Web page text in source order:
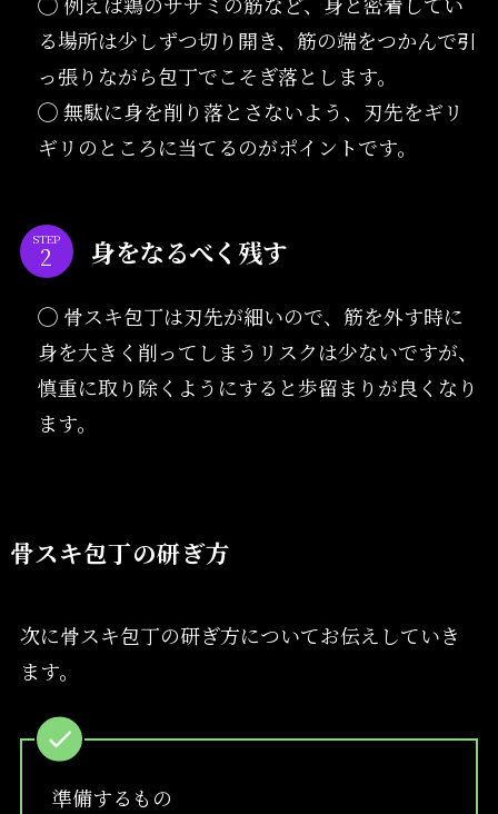
る場所は少しずつ切り開き、筋の端をつかんで引
っ張りながら包丁でこそぎ落とします。
◯ 無駄に身を削り落とさないよう、刃先をギリ
ギリのところに当てるのがポイントです。
STEP 身をなるべく残す
◯ 骨スキ包丁は刃先が細いので、筋を外す時に
身を大きく削ってしまうリスクは少ないですが、
慎重に取り除くようにすると歩留まりが良くなり
ます。
骨スキ包丁の研ぎ方
次に骨スキ包丁の研ぎ方についてお伝えしていき
ます。
準備するもの